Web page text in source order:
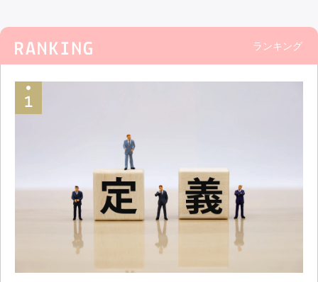
ランキング